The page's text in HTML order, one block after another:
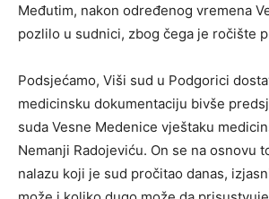
Međutim, nakon određenog vremena
pozlilo u sudnici, zbog čega je ročište
Podsjećamo, Viši sud u Podgorici
medicinsku dokumentaciju bivše
suda Vesne Medenice vještaku
Nemanji Radojeviću. On se na osnovu
nalazu koji je sud pročitao danas,